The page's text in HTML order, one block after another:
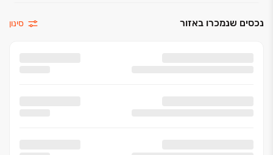
נכסים שנמכרו באזור סינון